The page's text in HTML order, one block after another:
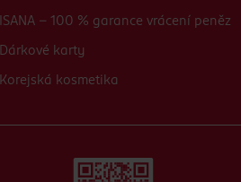
ISANA - 100 % garance vrácení peněz
Dárkové karty
Korejská kosmetika